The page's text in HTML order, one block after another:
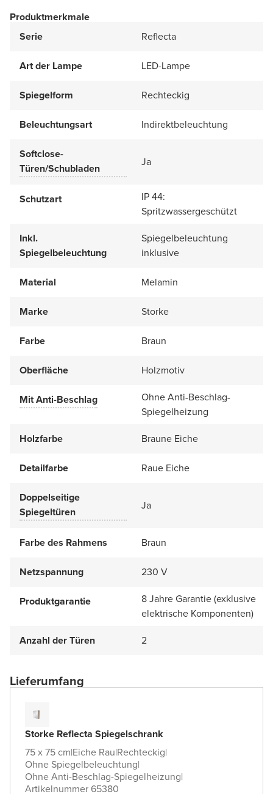
Produktmerkmale
Serie
Reflecta
Art der Lampe LED-Lampe
Spiegelform Rechteckig
Beleuchtungsart Indirektbeleuchtung
Softclose-
Türen/Schubladen
Ja
Schutzart
IP 44:
Spritzwassergeschützt
Inkl.
Spiegelbeleuchtung
Spiegelbeleuchtung
inklusive
Material Melamin
Marke Storke
Farbe Braun
Oberfläche Holzmotiv
Mit Anti-Beschlag
Ohne Anti-Beschlag-
Spiegelheizung
Holzfarbe
Braune Eiche
Detailfarbe Raue Eiche
Doppelseitige
Spiegeltüren
Ja
Farbe des Rahmens Braun
Netzspannung 230 V
Produktgarantie
8 Jahre Garantie (exklusive
elektrische Komponenten)
Anzahl der Türen
2
Lieferumfang
Storke Reflecta Spiegelschrank
75 x 75 cm|Eiche Rau|Rechteckig|
Ohne Spiegelbeleuchtung|
Ohne Anti-Beschlag-Spiegelheizung|
Artikelnummer 65380